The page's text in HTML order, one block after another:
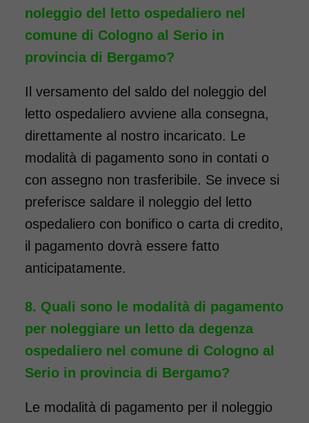
noleggio del letto ospedaliero nel
comune di Cologno al Serio in
provincia di Bergamo?
Il versamento del saldo del noleggio del
letto ospedaliero avviene alla consegna,
direttamente al nostro incaricato. Le
modalità di pagamento sono in contati o
con assegno non trasferibile. Se invece si
preferisce saldare il noleggio del letto
ospedaliero con bonifico o carta di credito,
il pagamento dovrà essere fatto
anticipatamente.
Quali sono le modalità di pagamento
per noleggiare un letto da degenza
ospedaliero nel comune di Cologno al
Serio in provincia di Bergamo?
Le modalità di pagamento per il noleggio